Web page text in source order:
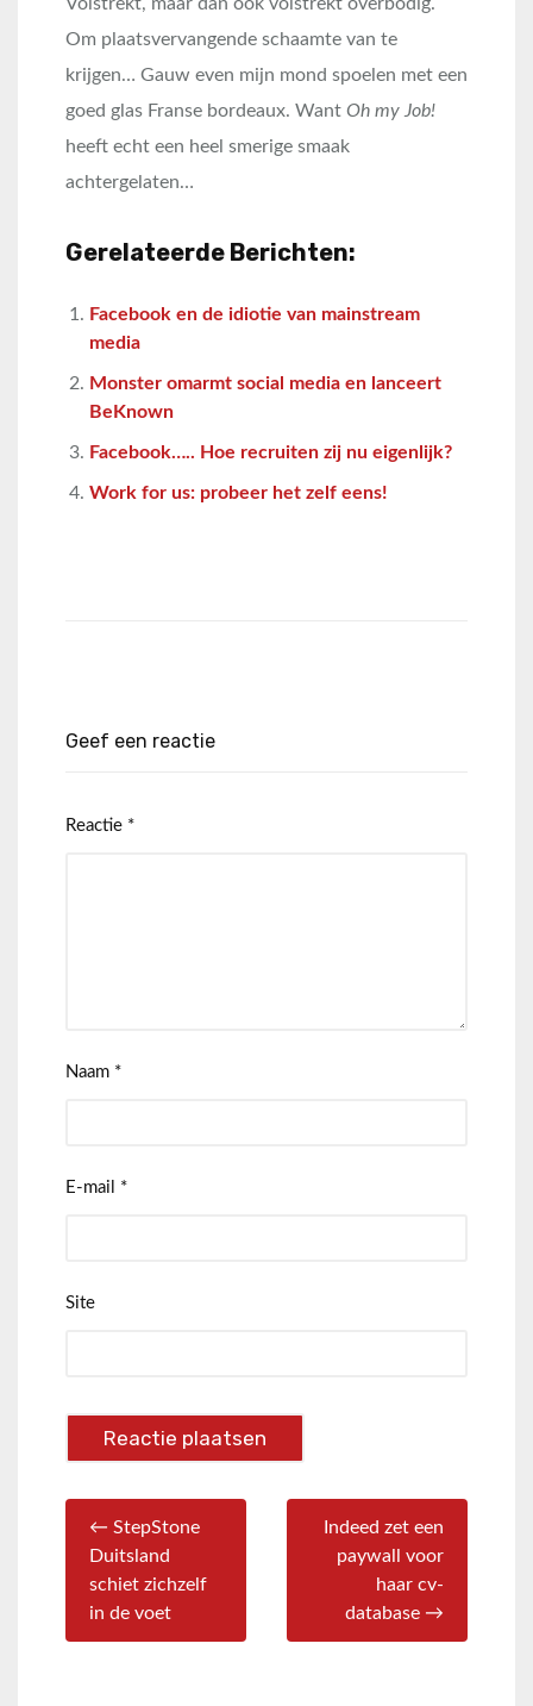
Om plaatsvervangende schaamte van te
krijgen… Gauw even mijn mond spoelen met een
goed glas Franse bordeaux. Want Oh my Job!
heeft echt een heel smerige smaak
achtergelaten…
Gerelateerde Berichten:
Facebook en de idiotie van mainstream
media
Monster omarmt social media en lanceert
BeKnown
Facebook….. Hoe recruiten zij nu eigenlijk?
Work for us: probeer het zelf eens!
Geef een reactie
Reactie *
Naam *
E-mail *
Site
← StepStone
Duitsland
schiet zichzelf
in de voet
Indeed zet een
paywall voor
haar cv-
database →